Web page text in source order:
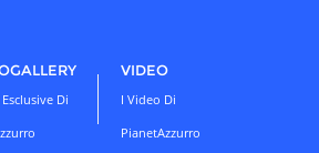
Di
VIDEO
I Video Di
PianetAzzurro